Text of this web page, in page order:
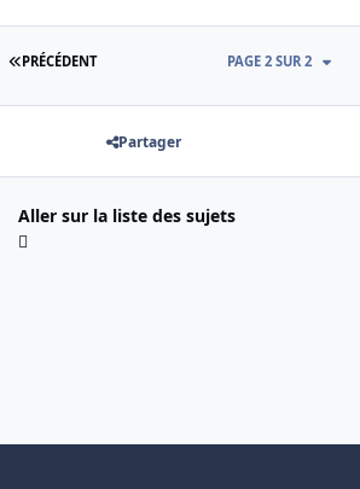
PREMIÈRE PAGE
PRÉCÉDENT PAGE 2 SUR 2
Partager
Aller sur la liste des sujets